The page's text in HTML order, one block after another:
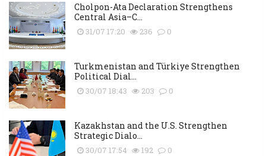
Cholpon-Ata Declaration Strengthens
Central Asia–C...
31/07 17:20 236 0
Turkmenistan and Türkiye Strengthen
Political Dial...
30/07 18:43 203 0
Kazakhstan and the U.S. Strengthen
Strategic Dialo...
30/07 17:54 192 0